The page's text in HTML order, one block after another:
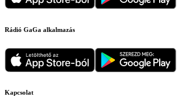
Rádió GaGa alkalmazás
Kapcsolat